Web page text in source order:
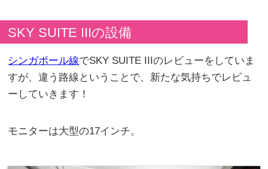
SKY SUITE IIIの設備
シンガポール線でSKY SUITE IIIのレビューをしていま
すが、違う路線ということで、新たな気持ちでレビュ
ーしていきます！
モニターは大型の17インチ。